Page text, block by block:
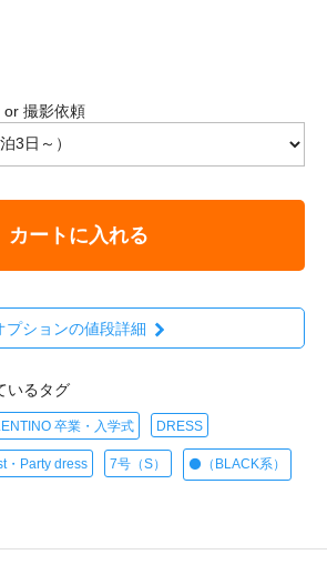
or 撮影依頼
カートに入れる
プションの値段詳細
いるタグ
卒業・入学式 DRESS
・Party dress 7号（S） ⚫️（BLACK系）